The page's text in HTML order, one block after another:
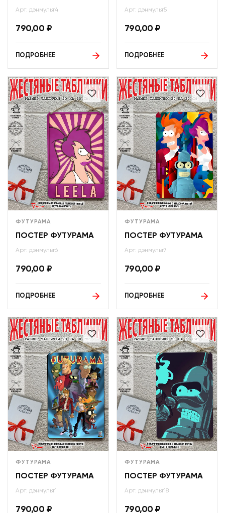
Арт: дэнмульт4
790,00 ₽
ПОДРОБНЕЕ
Арт: дэнмульт5
790,00 ₽
ПОДРОБНЕЕ
ФУТУРАМА
ПОСТЕР ФУТУРАМА
Арт: дэнмульт6
790,00 ₽
ПОДРОБНЕЕ
ФУТУРАМА
ПОСТЕР ФУТУРАМА
Арт: дэнмульт7
790,00 ₽
ПОДРОБНЕЕ
ФУТУРАМА
ПОСТЕР ФУТУРАМА
Арт: дэнмульт1
790,00 ₽
ФУТУРАМА
ПОСТЕР ФУТУРАМА
Арт: дэнмульт18
790,00 ₽